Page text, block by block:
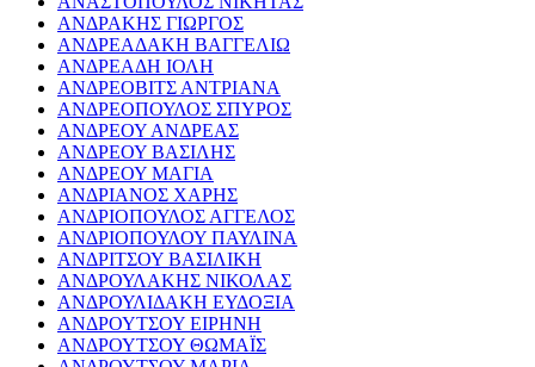
ΑΝΔΡΑΚΗΣ ΓΙΩΡΓΟΣ
ΑΝΔΡΕΑΔΑΚΗ ΒΑΓΓΕΛΙΩ
ΑΝΔΡΕΑΔΗ ΙΟΛΗ
ΑΝΔΡΕΟΒΙΤΣ ΑΝΤΡΙΑΝΑ
ΑΝΔΡΕΟΠΟΥΛΟΣ ΣΠΥΡΟΣ
ΑΝΔΡΕΟΥ ΑΝΔΡΕΑΣ
ΑΝΔΡΕΟΥ ΒΑΣΙΛΗΣ
ΑΝΔΡΕΟΥ ΜΑΓΙΑ
ΑΝΔΡΙΑΝΟΣ ΧΑΡΗΣ
ΑΝΔΡΙΟΠΟΥΛΟΣ ΑΓΓΕΛΟΣ
ΑΝΔΡΙΟΠΟΥΛΟΥ ΠΑΥΛΙΝΑ
ΑΝΔΡΙΤΣΟΥ ΒΑΣΙΛΙΚΗ
ΑΝΔΡΟΥΛΑΚΗΣ ΝΙΚΟΛΑΣ
ΑΝΔΡΟΥΛΙΔΑΚΗ ΕΥΔΟΞΙΑ
ΑΝΔΡΟΥΤΣΟΥ ΕΙΡΗΝΗ
ΑΝΔΡΟΥΤΣΟΥ ΘΩΜΑΪΣ